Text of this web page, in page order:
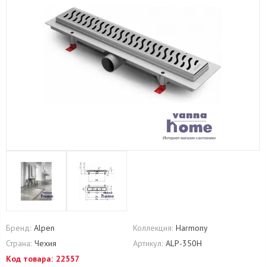
Бренд: Alpen Коллекция: Harmony
Страна: Чехия Артикул: ALP-350H
Код товара: 22557